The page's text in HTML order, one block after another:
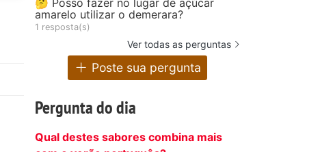
amarelo utilizar o demerara?
1 resposta(s)
Ver todas as perguntas
Poste sua pergunta
Pergunta do dia
Qual destes sabores combina mais